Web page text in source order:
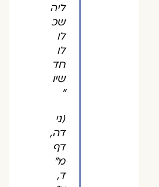
ליה
שכ
לו
לו
חד
שיו
"
(ני
דה,
דף
מ"
ד,